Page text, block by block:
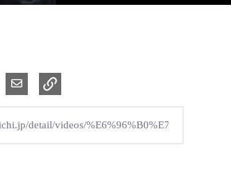
る で共有
電子メールで共有